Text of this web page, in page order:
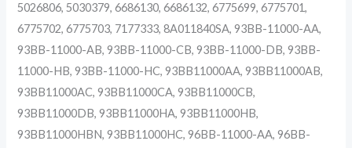
5026806, 5030379, 6686130, 6686132, 6775699, 6775701,
6775702, 6775703, 7177333, 8A011840SA, 93BB-11000-AA,
93BB-11000-AB, 93BB-11000-CB, 93BB-11000-DB, 93BB-
11000-HB, 93BB-11000-HC, 93BB11000AA, 93BB11000AB,
93BB11000AC, 93BB11000CA, 93BB11000CB,
93BB11000DB, 93BB11000HA, 93BB11000HB,
93BB11000HBN, 93BB11000HC, 96BB-11000-AA, 96BB-